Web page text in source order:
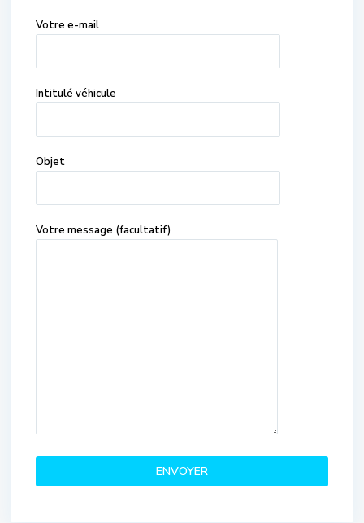
Votre e-mail
Intitulé véhicule
Objet
Votre message (facultatif)